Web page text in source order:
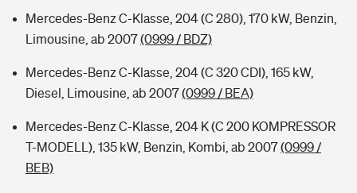
Mercedes-Benz C-Klasse, 204 (C 280), 170 kW, Benzin,
Limousine, ab 2007(0999 / BDZ)
Mercedes-Benz C-Klasse, 204 (C 320 CDI), 165 kW,
Diesel, Limousine, ab 2007(0999 / BEA)
Mercedes-Benz C-Klasse, 204 K (C 200 KOMPRESSOR
T-MODELL), 135 kW, Benzin, Kombi, ab 2007(0999 /
BEB)